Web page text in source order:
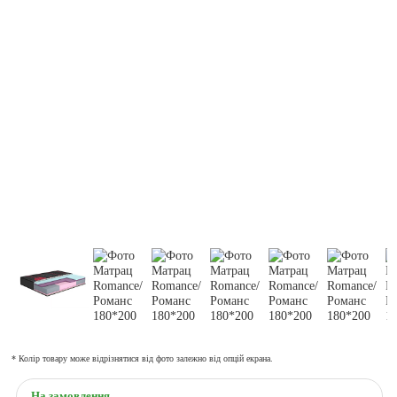
* Колір товару може відрізнятися від фото залежно від опцій екрана.